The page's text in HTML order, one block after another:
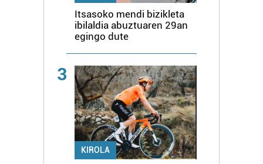
Itsasoko mendi bizikleta
ibilaldia abuztuaren 29an
egingo dute
3
KIROLA